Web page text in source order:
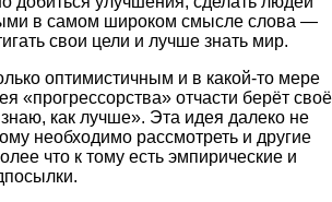
в самом широком смысле слова —
свои цели и лучше знать мир.
оптимистичным и в какой-то мере
«прогрессорства» отчасти берёт своё
как лучше». Эта идея далеко не
необходимо рассмотреть и другие
что к тому есть эмпирические и